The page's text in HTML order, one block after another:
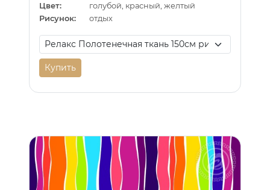
Цвет:
голубой, красный, желтый
Рисунок:
отдых
Купить